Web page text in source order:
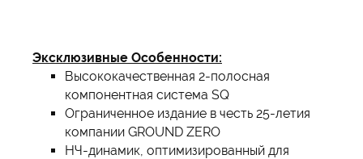
Эксклюзивные Особенности:
Высококачественная 2-полосная
компонентная система SQ
Ограниченное издание в честь 25-летия
компании GROUND ZERO
НЧ-динамик, оптимизированный для